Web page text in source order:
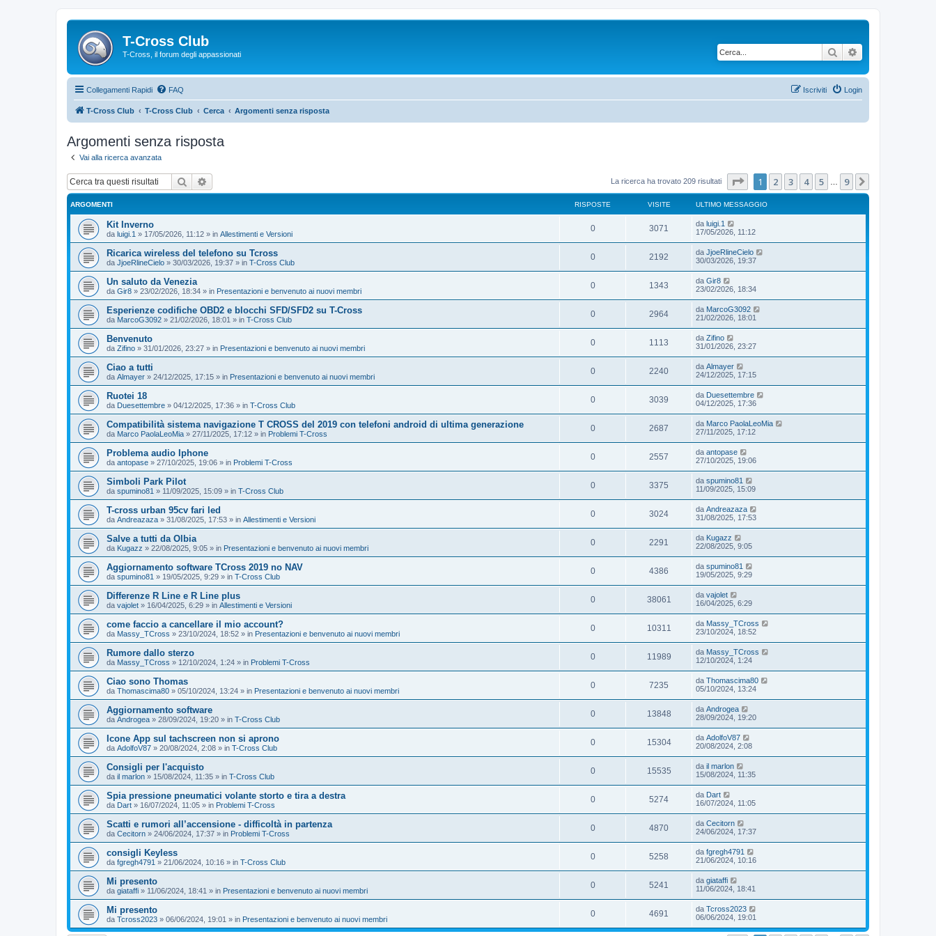
T-Cross Club
T-Cross, il forum degli appassionati Cerca
Collegamenti Rapidi FAQ Login
Iscriviti
T-Cross Club T-Cross Club Cerca Argomenti senza risposta
Argomenti senza risposta
Vai alla ricerca avanzata
Cerca La ricerca ha trovato 209 risultati Pagina di
1 2 3 4 5 9
ARGOMENTI RISPOSTE VISITE ULTIMO MESSAGGIO
Kit Inverno
da luigi.1 » 17/05/2026, 11:12 » in Allestimenti e Versioni
0 3071 da luigi.1
17/05/2026, 11:12
Ricarica wireless del telefono su Tcross
da JjoeRlineCielo » 30/03/2026, 19:37 » in T-Cross Club
0 2192 da JjoeRlineCielo
30/03/2026, 19:37
Un saluto da Venezia
da Gir8 » 23/02/2026, 18:34 » in Presentazioni e benvenuto ai nuovi membri
0 1343 da Gir8
23/02/2026, 18:34
Esperienze codifiche OBD2 e blocchi SFD/SFD2 su T-Cross
da MarcoG3092 » 21/02/2026, 18:01 » in T-Cross Club
0 2964 da MarcoG3092
21/02/2026, 18:01
Benvenuto
da Zifino » 31/01/2026, 23:27 » in Presentazioni e benvenuto ai nuovi membri
0 1113 da Zifino
31/01/2026, 23:27
Ciao a tutti
da Almayer » 24/12/2025, 17:15 » in Presentazioni e benvenuto ai nuovi membri
0 2240 da Almayer
24/12/2025, 17:15
Ruotei 18
da Duesettembre » 04/12/2025, 17:36 » in T-Cross Club
0 3039 da Duesettembre
04/12/2025, 17:36
Compatibilità sistema navigazione T CROSS del 2019 con telefoni android di ultima generazione
da Marco PaolaLeoMia » 27/11/2025, 17:12 » in Problemi T-Cross
0 2687 da Marco PaolaLeoMia
27/11/2025, 17:12
Problema audio Iphone
da antopase » 27/10/2025, 19:06 » in Problemi T-Cross
0 2557 da antopase
27/10/2025, 19:06
Simboli Park Pilot
da spumino81 » 11/09/2025, 15:09 » in T-Cross Club
0 3375 da spumino81
11/09/2025, 15:09
T-cross urban 95cv fari led
da Andreazaza » 31/08/2025, 17:53 » in Allestimenti e Versioni
0 3024 da Andreazaza
31/08/2025, 17:53
Salve a tutti da Olbia
da Kugazz » 22/08/2025, 9:05 » in Presentazioni e benvenuto ai nuovi membri
0 2291 da Kugazz
22/08/2025, 9:05
Aggiornamento software TCross 2019 no NAV
da spumino81 » 19/05/2025, 9:29 » in T-Cross Club
0 4386 da spumino81
19/05/2025, 9:29
Differenze R Line e R Line plus
da vajolet » 16/04/2025, 6:29 » in Allestimenti e Versioni
0 38061 da vajolet
16/04/2025, 6:29
come faccio a cancellare il mio account?
da Massy_TCross » 23/10/2024, 18:52 » in Presentazioni e benvenuto ai nuovi membri
0 10311 da Massy_TCross
23/10/2024, 18:52
Rumore dallo sterzo
da Massy_TCross » 12/10/2024, 1:24 » in Problemi T-Cross
0 11989 da Massy_TCross
12/10/2024, 1:24
Ciao sono Thomas
da Thomascima80 » 05/10/2024, 13:24 » in Presentazioni e benvenuto ai nuovi membri
0 7235 da Thomascima80
05/10/2024, 13:24
Aggiornamento software
da Androgea » 28/09/2024, 19:20 » in T-Cross Club
0 13848 da Androgea
28/09/2024, 19:20
Icone App sul tachscreen non si aprono
da AdolfoV87 » 20/08/2024, 2:08 » in T-Cross Club
0 15304 da AdolfoV87
20/08/2024, 2:08
Consigli per l'acquisto
da il marlon » 15/08/2024, 11:35 » in T-Cross Club
0 15535 da il marlon
15/08/2024, 11:35
Spia pressione pneumatici volante storto e tira a destra
da Dart » 16/07/2024, 11:05 » in Problemi T-Cross
0 5274 da Dart
16/07/2024, 11:05
Scatti e rumori all’accensione - difficoltà in partenza
da Cecitorn » 24/06/2024, 17:37 » in Problemi T-Cross
0 4870 da Cecitorn
24/06/2024, 17:37
consigli Keyless
da fgregh4791 » 21/06/2024, 10:16 » in T-Cross Club
0 5258 da fgregh4791
21/06/2024, 10:16
Mi presento
da giataffi » 11/06/2024, 18:41 » in Presentazioni e benvenuto ai nuovi membri
0 5241 da giataffi
11/06/2024, 18:41
Mi presento
da Tcross2023 » 06/06/2024, 19:01 » in Presentazioni e benvenuto ai nuovi membri
0 4691 da Tcross2023
06/06/2024, 19:01